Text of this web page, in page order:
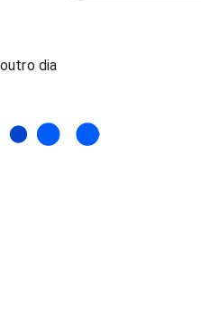
outro dia